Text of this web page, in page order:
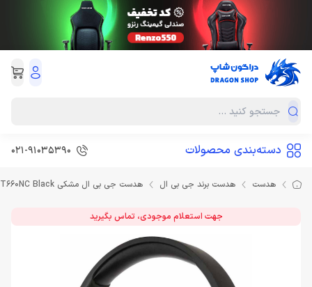
دسته‌بندی محصولات 021-91035390
هدست هدست برند جی بی ال هدست جی بی ال مشکی Headset JBL T660NC Black
جهت استعلام موجودی، تماس بگیرید